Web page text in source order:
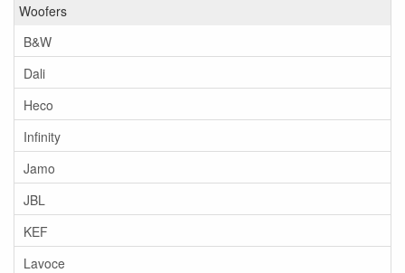
Woofers
B&W
Dali
Heco
Infinity
Jamo
JBL
KEF
Lavoce